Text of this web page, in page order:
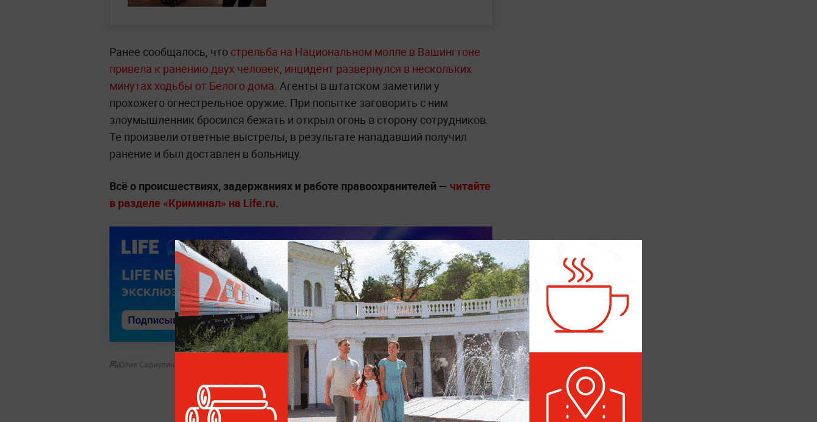
Ранее сообщалось, что стрельба на Национальном молле в Вашингтоне
привела к ранению двух человек, инцидент развернулся в нескольких
минутах ходьбы от Белого дома . Агенты в штатском заметили у
прохожего огнестрельное оружие. При попытке заговорить с ним
злоумышленник бросился бежать и открыл огонь в сторону сотрудников.
Те произвели ответные выстрелы, в результате нападавший получил
ранение и был доставлен в больницу.
Всё о происшествиях, задержаниях и работе правоохранителей — читайте
в разделе «Криминал» на Life.ru.
Юлия Сафиулина